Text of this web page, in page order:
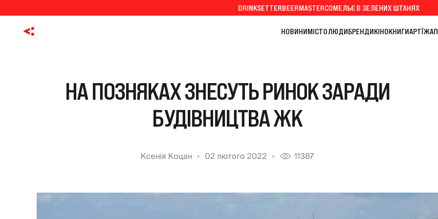
DRINKSETTERBEERMASTERСОМЕЛЬЄ В ЗЕЛЕНИХ ШТАНЯХ
НОВИНИМІСТОЛЮДИБРЕНДИКІНОКНИГИАРТЇЖА
НА ПОЗНЯКАХ ЗНЕСУТЬ РИНОК ЗАРАДИ
БУДІВНИЦТВА ЖК
Ксенія Коцан 02 лютого 2022 11387